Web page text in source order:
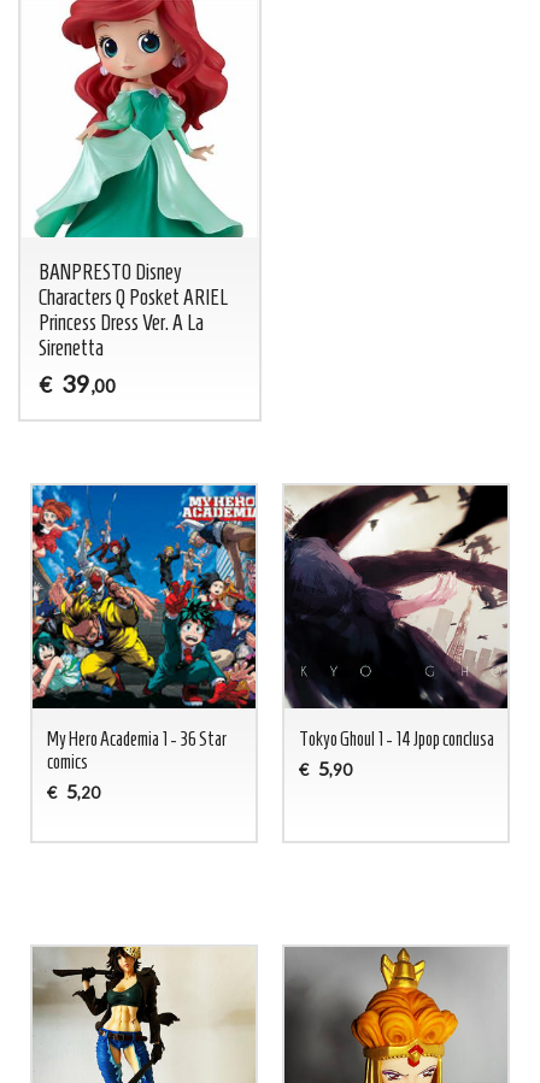
BANPRESTO Disney
Characters Q Posket ARIEL
Princess Dress Ver. A La
Sirenetta
€ 39,00
My Hero Academia 1 - 36 Star
comics
€ 5,20
Tokyo Ghoul 1 - 14 Jpop conclusa
€ 5,90